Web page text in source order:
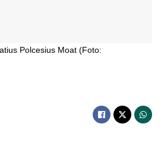
Polcesius Moat (Foto: